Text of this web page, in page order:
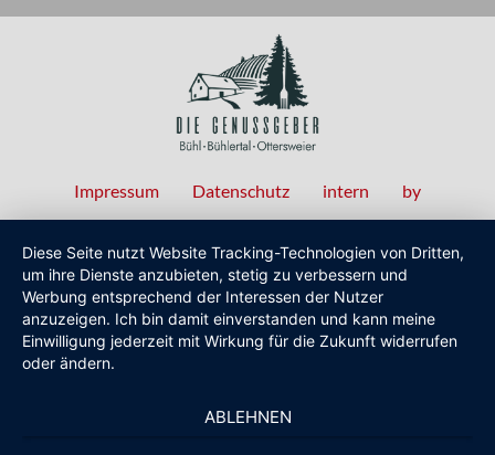
Fußzeilenmenü
Impressum Datenschutz intern by
Diese Seite nutzt Website Tracking-Technologien von Dritten,
um ihre Dienste anzubieten, stetig zu verbessern und
Werbung entsprechend der Interessen der Nutzer
anzuzeigen. Ich bin damit einverstanden und kann meine
Einwilligung jederzeit mit Wirkung für die Zukunft widerrufen
oder ändern.
ABLEHNEN